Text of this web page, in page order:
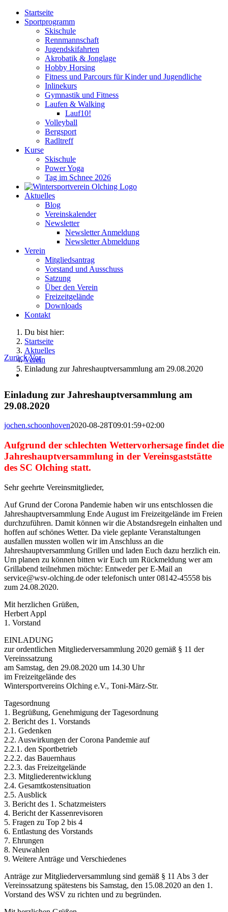
Zum
Inhalt
Startseite
Sportprogramm
Skischule
Rennmannschaft
Jugendskifahrten
Akrobatik & Jonglage
Hobby Horsing
Fitness und Parcours für Kinder und Jugendliche
Inlinekurs
Gymnastik und Fitness
Laufen & Walking
Lauf10!
Volleyball
Bergsport
Radltreff
Kurse
Skischule
Power Yoga
Tag im Schnee 2026
Aktuelles
Blog
Vereinskalender
Newsletter
Newsletter Anmeldung
Newsletter Abmeldung
Verein
Mitgliedsantrag
Vorstand und Ausschuss
Satzung
Über den Verein
Freizeitgelände
Downloads
Kontakt
Du bist hier:
Startseite
Aktuelles
Verein
Einladung zur Jahreshauptversammlung am 29.08.2020
Zurück Vor
Zeige
Bild
Einladung zur Jahreshauptversammlung am
29.08.2020
jochen.schoonhoven2020-08-28T09:01:59+02:00
Aufgrund der schlechten Wettervorhersage findet die
Jahreshauptversammlung in der Vereinsgaststätte
des SC Olching statt.
Sehr geehrte Vereinsmitglieder,
Auf Grund der Corona Pandemie haben wir uns entschlossen die
Jahreshauptversammlung Ende August im Freizeitgelände im Freien
durchzuführen. Damit können wir die Abstandsregeln einhalten und
hoffen auf schönes Wetter. Da viele geplante Veranstaltungen
ausfallen mussten wollen wir im Anschluss an die
Jahreshauptversammlung Grillen und laden Euch dazu herzlich ein.
Um planen zu können bitten wir Euch um Rückmeldung wer am
Grillabend teilnehmen möchte: Entweder per E-Mail an
service@wsv-olching.de oder telefonisch unter 08142-45558 bis
zum 24.08.2020.
Mit herzlichen Grüßen,
Herbert Appl
1. Vorstand
EINLADUNG
zur ordentlichen Mitgliederversammlung 2020 gemäß § 11 der
Vereinssatzung
am Samstag, den 29.08.2020 um 14.30 Uhr
im Freizeitgelände des
Wintersportvereins Olching e.V., Toni-März-Str.
Tagesordnung
1. Begrüßung, Genehmigung der Tagesordnung
2. Bericht des 1. Vorstands
2.1. Gedenken
2.2. Auswirkungen der Corona Pandemie auf
2.2.1. den Sportbetrieb
2.2.2. das Bauernhaus
2.2.3. das Freizeitgelände
2.3. Mitgliederentwicklung
2.4. Gesamtkostensituation
2.5. Ausblick
3. Bericht des 1. Schatzmeisters
4. Bericht der Kassenrevisoren
5. Fragen zu Top 2 bis 4
6. Entlastung des Vorstands
7. Ehrungen
8. Neuwahlen
9. Weitere Anträge und Verschiedenes
Anträge zur Mitgliederversammlung sind gemäß § 11 Abs 3 der
Vereinssatzung spätestens bis Samstag, den 15.08.2020 an den 1.
Vorstand des WSV zu richten und zu begründen.